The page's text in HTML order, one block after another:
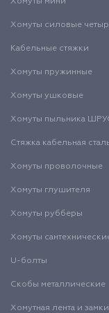
Хомуты силовые
Кабельные стяжки
Хомуты пружинные
Хомуты ушковые
Хомуты пыльника
Стяжка кабельная
Хомуты проволочные
Хомуты глушителя
Хомуты рубберы
Хомуты
U-болты
Скобы металлические
Хомутная лента и замки